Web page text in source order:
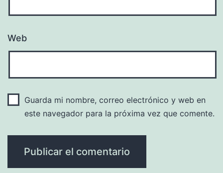
Web
Guarda mi nombre, correo electrónico y web en
este navegador para la próxima vez que comente.